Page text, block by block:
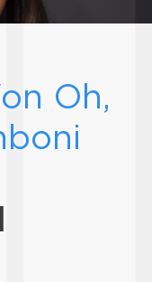
Oh,